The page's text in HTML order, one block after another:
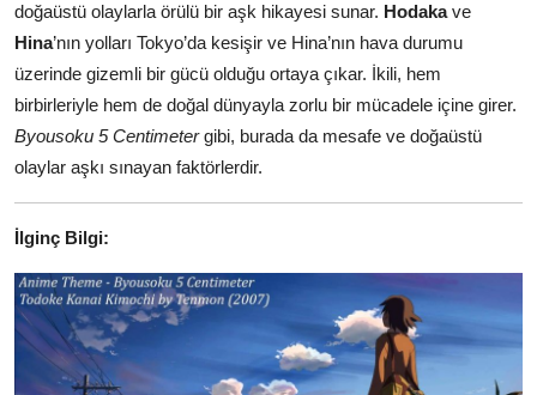
doğaüstü olaylarla örülü bir aşk hikayesi sunar. Hodakave
Hina’nın yolları Tokyo’da kesişir ve Hina’nın hava durumu
üzerinde gizemli bir gücü olduğu ortaya çıkar. İkili, hem
birbirleriyle hem de doğal dünyayla zorlu bir mücadele içine girer.
Byousoku 5 Centimetergibi, burada da mesafe ve doğaüstü
olaylar aşkı sınayan faktörlerdir.
İlginç Bilgi: